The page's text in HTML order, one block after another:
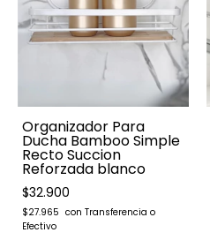
Organizador Para
Ducha Bamboo Simple
Recto Succion
Reforzada blanco
$32.900
$27.965